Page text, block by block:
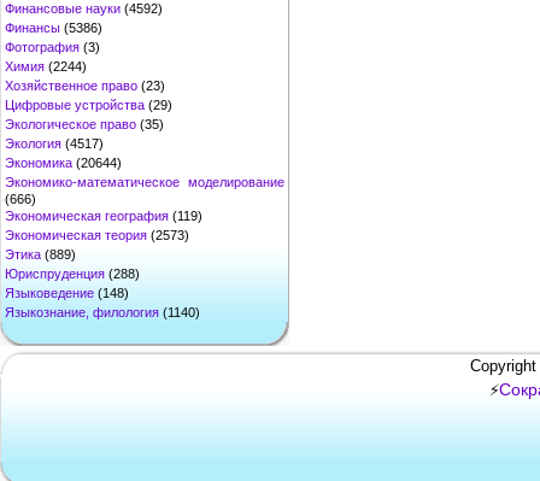
Финансовые науки (4592)
Финансы (5386)
Фотография (3)
Химия (2244)
Хозяйственное право (23)
Цифровые устройства (29)
Экологическое право (35)
Экология (4517)
Экономика (20644)
Экономико-математическое моделирование
(666)
Экономическая география (119)
Экономическая теория (2573)
Этика (889)
Юриспруденция (288)
Языковедение (148)
Языкознание, филология (1140)
⚡